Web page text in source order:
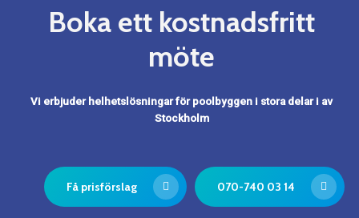
Boka ett kostnadsfritt
möte
Vi erbjuder helhetslösningar för poolbyggen i stora delar i av
Stockholm
Få prisförslag 070-740 03 14